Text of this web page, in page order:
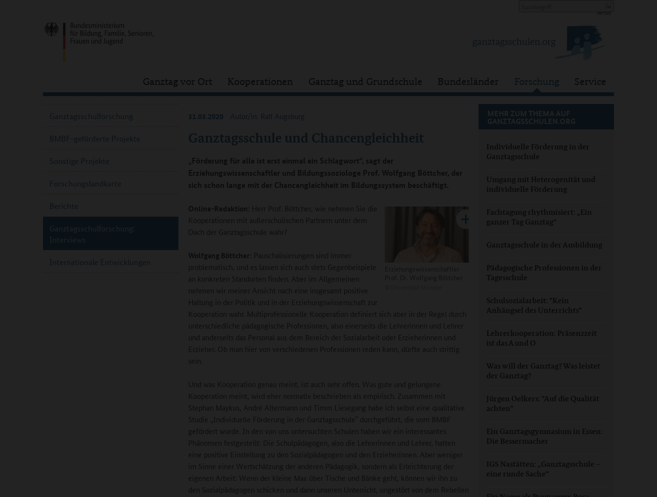
Ganztag vor Ort Kooperationen Ganztag und Grundschule Bundesländer Forschung Service
Ganztagsschule und Chancengleichheit
31.03.2020 Autor/in: Ralf Augsburg
„Förderung für alle ist erst einmal ein Schlagwort“, sagt der
Erziehungswissenschaftler und Bildungssoziologe Prof. Wolfgang Böttcher, der
sich schon lange mit der Chancengleichheit im Bildungssystem beschäftigt.
Online-Redaktion: Herr Prof. Böttcher, wie nehmen Sie die
Kooperationen mit außerschulischen Partnern unter dem
Dach der Ganztagsschule wahr?
Wolfgang Böttcher: Pauschalisierungen sind immer
problematisch, und es lassen sich auch stets Gegenbeispiele
an konkreten Standorten finden. Aber im Allgemeinen
nehmen wir meiner Ansicht nach eine insgesamt positive
Haltung in der Politik und in der Erziehungswissenschaft zur
Kooperation wahr. Multiprofessionelle Kooperation definiert sich aber in der Regel durch
unterschiedliche pädagogische Professionen, also einerseits die Lehrerinnen und Lehrer
und anderseits das Personal aus dem Bereich der Sozialarbeit oder Erzieherinnen und
Erzieher. Ob man hier von verschiedenen Professionen reden kann, dürfte auch strittig
sein.
Und was Kooperation genau meint, ist auch sehr offen. Was gute und gelungene
Kooperation meint, wird eher normativ beschrieben als empirisch. Zusammen mit
Stephan Maykus, André Altermann und Timm Liesegang habe ich selbst eine qualitative
Studie „Individuelle Förderung in der Ganztagsschule‟ durchgeführt, die vom BMBF
gefördert wurde. In den von uns untersuchten Schulen haben wir ein interessantes
Phänomen festgestellt: Die Schulpädagogen, also die Lehrerinnen und Lehrer, hatten
eine positive Einstellung zu den Sozialpädagogen und den Erzieherinnen. Aber weniger
im Sinne einer Wertschätzung der anderen Pädagogik, sondern als Erleichterung der
eigenen Arbeit: Wenn der kleine Max über Tische und Bänke geht, können wir ihn zu
den Sozialpädagogen schicken und dann unseren Unterricht, ungestört von dem Rebellen
MEHR ZUM THEMA AUF
GANZTAGSSCHULEN.ORG
Individuelle Förderung in der
Ganztagsschule
Umgang mit Heterogenität und
individuelle Förderung
Fachtagung rhythmisiert: „Ein
ganzer Tag Ganztag“
Ganztagsschule in der Ausbildung
Pädagogische Professionen in der
Tagesschule
Schulsozialarbeit: "Kein
Anhängsel des Unterrichts"
Lehrerkooperation: Präsenzzeit
ist das A und O
Was will der Ganztag? Was leistet
der Ganztag?
Jürgen Oelkers: "Auf die Qualität
achten"
Ein Ganztagsgymnasium in Essen:
Die Bessermacher
IGS Nastätten: „Ganztagsschule –
eine runde Sache“
Ganztagsschulforschung
BMBF-geförderte Projekte
Sonstige Projekte
Forschungslandkarte
Berichte
Ganztagsschulforschung:
Interviews
Internationale Entwicklungen